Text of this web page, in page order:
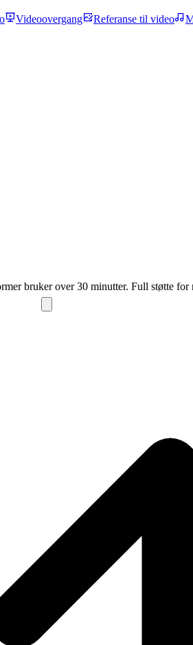
Videoovergang Referanse til video
bruker over 30 minutter. Full støtte